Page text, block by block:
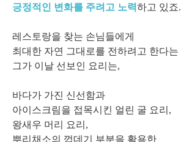
긍정적인 변화를 주려고 노력하고 있죠.
레스토랑을 찾는 손님들에게
최대한 자연 그대로를 전하려고 한다는
그가 이날 선보인 요리는,
바다가 가진 신선함과
아이스크림을 접목시킨 얼린 굴 요리,
왕새우 머리 요리,
뿌리채소의 껍데기 부분을 활용한